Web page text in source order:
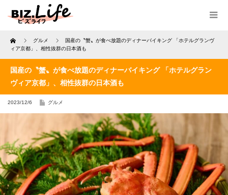
Home グルメ
国産の〝蟹〟が食べ放題のディナーバイキング 「ホテルグランヴ
ィア京都」、相性抜群の日本酒も
国産の〝蟹〟が食べ放題のディナーバイキング 「ホテルグラン
ヴィア京都」、相性抜群の日本酒も
2023/12/6 グルメ